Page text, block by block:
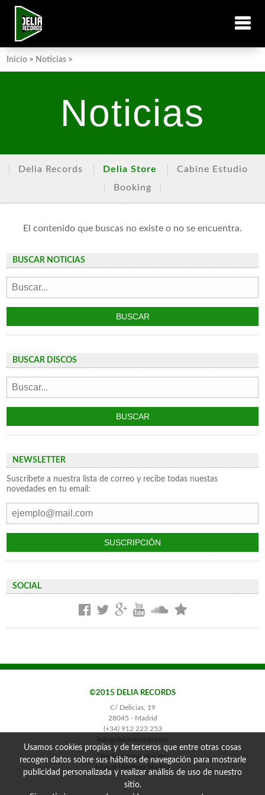
Inicio > Noticias >
Noticias
Delia Records Delia Store
Cabine Estudio
Booking
El contenido que buscas no existe o no se encuentra.
BUSCAR NOTICIAS
BUSCAR DISCOS
NEWSLETTER
Suscríbete a nuestra lista de correo y recibe todas nuestas
novedades en tu email:
SOCIAL
©2015 DELIA RECORDS
C/ Delicias, 19
28045 - Madrid
(+34) 912 223 253
info@deliarecords.com
Diseño y maquetación:
Miguel Martínez Madrid
Usamos cookies propias y de terceros que entre otras cosas
recogen datos sobre sus hábitos de navegación para mostrarle
publicidad personalizada y realizar análisis de uso de nuestro
sitio.